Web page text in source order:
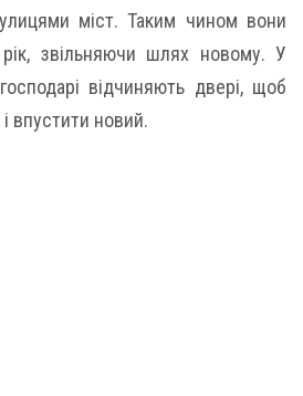
міст. Таким чином вони
звільняючи шлях новому. У
відчиняють двері, щоб
впустити новий.